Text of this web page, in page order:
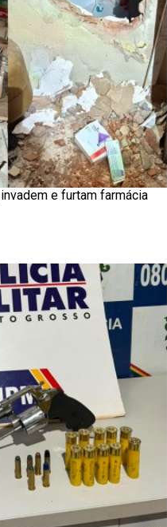
e furtam farmácia